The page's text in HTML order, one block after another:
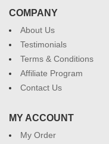
COMPANY
About Us
Testimonials
Terms & Conditions
Affiliate Program
Contact Us
MY ACCOUNT
My Order